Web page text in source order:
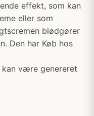
effekt, som kan
eller som
blødgører
Den har Køb hos
kan være genereret